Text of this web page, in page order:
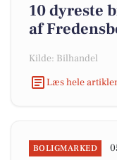
10 dyreste
af
Kilde: Bilhandel
Læs hele
BOLIGMARKED